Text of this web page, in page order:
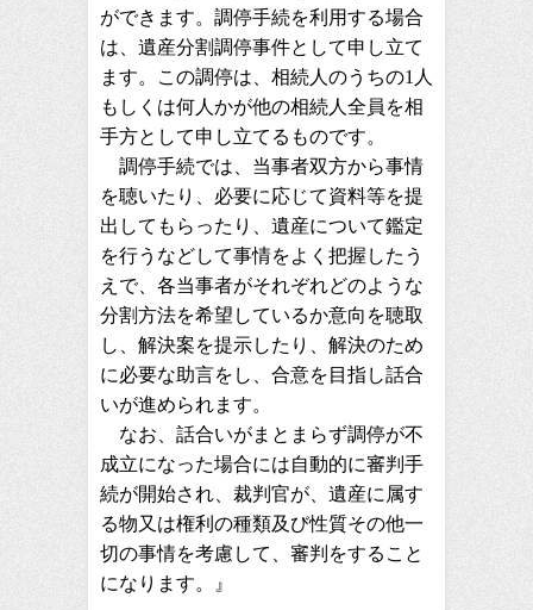
ができます。調停手続を利用する場合
は、遺産分割調停事件として申し立て
ます。この調停は、相続人のうちの1人
もしくは何人かが他の相続人全員を相
手方として申し立てるものです。
調停手続では、当事者双方から事情
を聴いたり、必要に応じて資料等を提
出してもらったり、遺産について鑑定
を行うなどして事情をよく把握したう
えで、各当事者がそれぞれどのような
分割方法を希望しているか意向を聴取
し、解決案を提示したり、解決のため
に必要な助言をし、合意を目指し話合
いが進められます。
なお、話合いがまとまらず調停が不
成立になった場合には自動的に審判手
続が開始され、裁判官が、遺産に属す
る物又は権利の種類及び性質その他一
切の事情を考慮して、審判をすること
になります。』